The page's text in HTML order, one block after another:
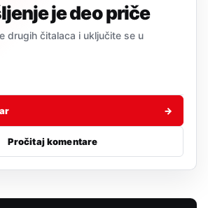
je deo priče
drugih čitalaca i uključite se u
→
Pročitaj komentare